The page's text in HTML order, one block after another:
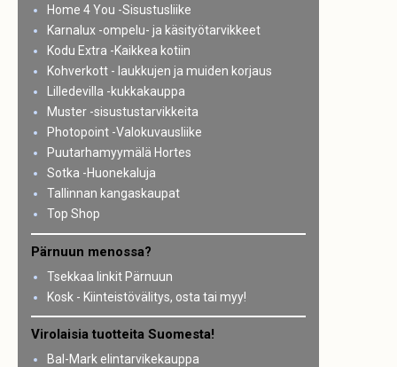
Home 4 You -Sisustusliike
Karnalux -ompelu- ja käsityötarvikkeet
Kodu Extra -Kaikkea kotiin
Kohverkott - laukkujen ja muiden korjaus
Lilledevilla -kukkakauppa
Muster -sisustustarvikkeita
Photopoint -Valokuvausliike
Puutarhamyymälä Hortes
Sotka -Huonekaluja
Tallinnan kangaskaupat
Top Shop
Pärnuun menossa?
Tsekkaa linkit Pärnuun
Kosk - Kiinteistövälitys, osta tai myy!
Virolaisia tuotteita Suomesta!
Bal-Mark elintarvikekauppa